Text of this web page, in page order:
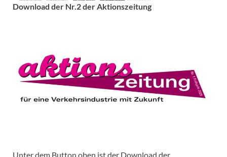
Download der Nr.2 der Aktionszeitung
Unter dem Button oben ist der Download der